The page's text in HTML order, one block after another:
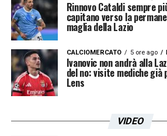
Rinnovo Cataldi sempre
capitano verso la
maglia della Lazio
CALCIOMERCATO 5 ore ago
Ivanovic non andrà alla
del no: visite mediche
Lens
VIDEO